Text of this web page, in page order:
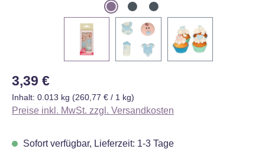
Regulärer Preis:
3,39 €
Inhalt: 0.013 kg (260,77 € / 1 kg)
Preise inkl. MwSt. zzgl. Versandkosten
Sofort verfügbar, Lieferzeit: 1-3 Tage